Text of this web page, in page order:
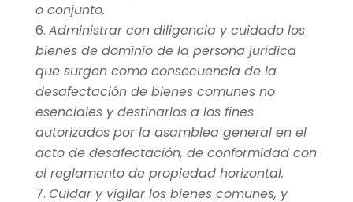
o conjunto.
Administrar con diligencia y cuidado los
bienes de dominio de la persona jurídica
que surgen como consecuencia de la
desafectación de bienes comunes no
esenciales y destinarlos a los fines
autorizados por la asamblea general en el
acto de desafectación, de conformidad con
el reglamento de propiedad horizontal.
Cuidar y vigilar los bienes comunes, y